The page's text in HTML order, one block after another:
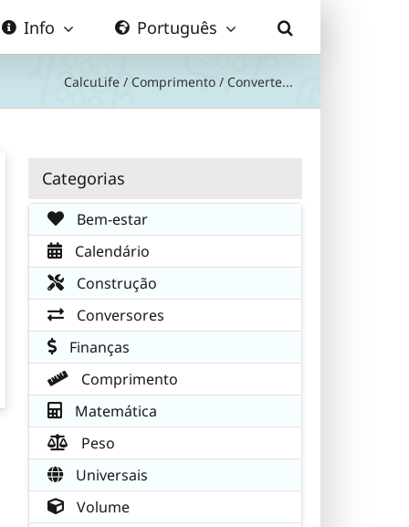
Info Português
CalcuLife / Comprimento / Converte...
Categorias
Bem-estar
Calendário
Construção
Conversores
Finanças
Comprimento
Matemática
Peso
Universais
Volume